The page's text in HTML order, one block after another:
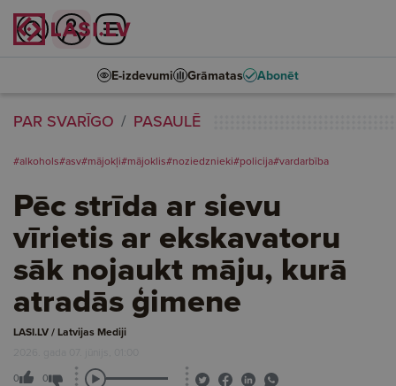
E-izdevumi Grāmatas Abonēt
PAR SVARĪGO PASAULĒ
#alkohols#asv#mājokļi#mājoklis#noziedznieki#policija#vardarbība
Pēc strīda ar sievu
vīrietis ar ekskavatoru
sāk nojaukt māju, kurā
atradās ģimene
LASI.LV / Latvijas Mediji
2026. gada 07. jūnijs, 01:00
0 0